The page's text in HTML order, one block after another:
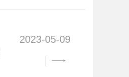
2023-05-09